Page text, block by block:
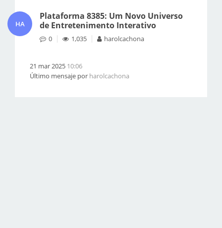
HA
Plataforma 8385: Um Novo Universo
de Entretenimento Interativo
0 1,035 harolcachona
21 mar 2025 10:06
Último mensaje por harolcachona